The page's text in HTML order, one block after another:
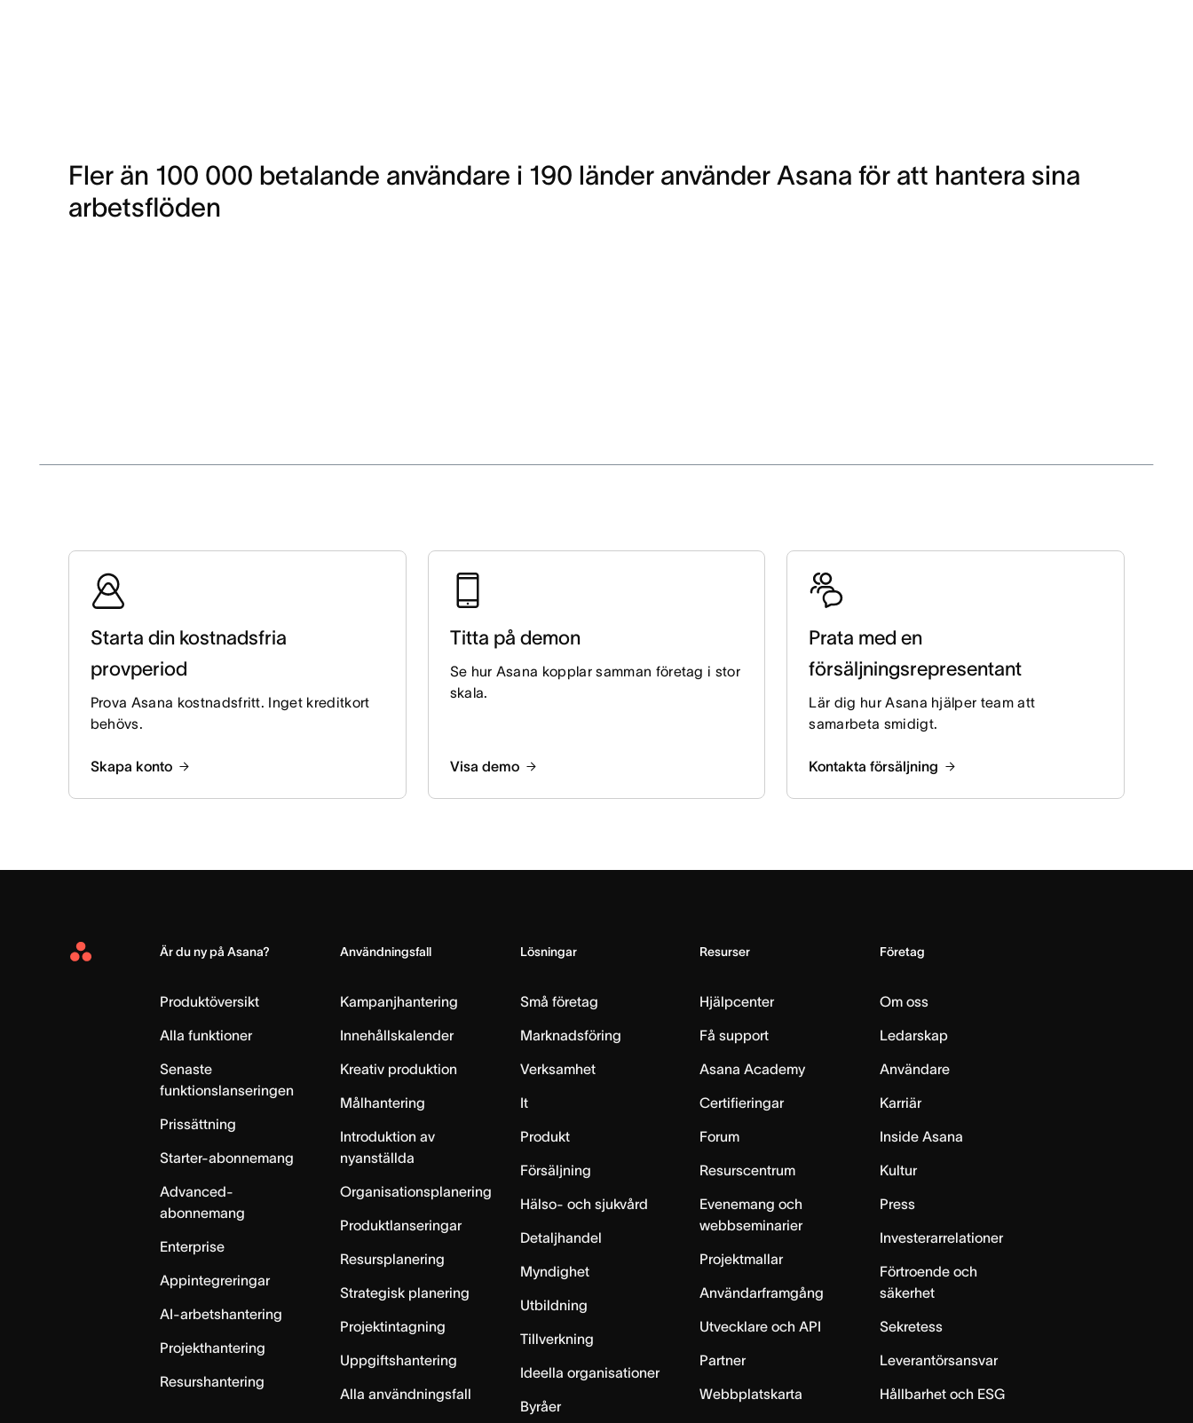
Fler än 100 000 betalande användare i 190 länder använder Asana för att hantera sina
arbetsflöden
Starta din kostnadsfria
provperiod
Prova Asana kostnadsfritt. Inget kreditkort
behövs.
Skapa konto
Titta på demon
Se hur Asana kopplar samman företag i stor
skala.
Visa demo
Prata med en
försäljningsrepresentant
Lär dig hur Asana hjälper team att
samarbeta smidigt.
Kontakta försäljning
Asana
Är du ny på Asana?
Produktöversikt
Alla funktioner
Senaste
funktionslanseringen
Prissättning
Starter-abonnemang
Advanced-
abonnemang
Enterprise
Appintegreringar
AI-arbetshantering
Projekthantering
Resurshantering
Användningsfall
Kampanjhantering
Innehållskalender
Kreativ produktion
Målhantering
Introduktion av
nyanställda
Organisationsplanering
Produktlanseringar
Resursplanering
Strategisk planering
Projektintagning
Uppgiftshantering
Alla användningsfall
Lösningar
Små företag
Marknadsföring
Verksamhet
It
Produkt
Försäljning
Hälso- och sjukvård
Detaljhandel
Myndighet
Utbildning
Tillverkning
Ideella organisationer
Byråer
Resurser
Hjälpcenter
Få support
Asana Academy
Certifieringar
Forum
Resurscentrum
Evenemang och
webbseminarier
Projektmallar
Användarframgång
Utvecklare och API
Partner
Webbplatskarta
Företag
Om oss
Ledarskap
Användare
Karriär
Inside Asana
Kultur
Press
Investerarrelationer
Förtroende och
säkerhet
Sekretess
Leverantörsansvar
Hållbarhet och ESG